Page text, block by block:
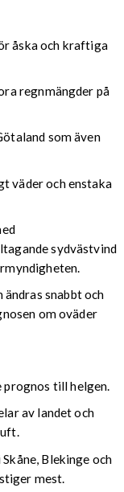
åska och kraftiga
regnmängder på
som även
väder och enstaka
sydvästvind
snabbt och
om oväder
prognos till helgen.
av landet och
Blekinge och
mest.